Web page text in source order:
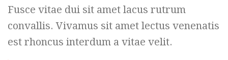
Fusce vitae dui sit amet lacus rutrum
convallis. Vivamus sit amet lectus venenatis
est rhoncus interdum a vitae velit.